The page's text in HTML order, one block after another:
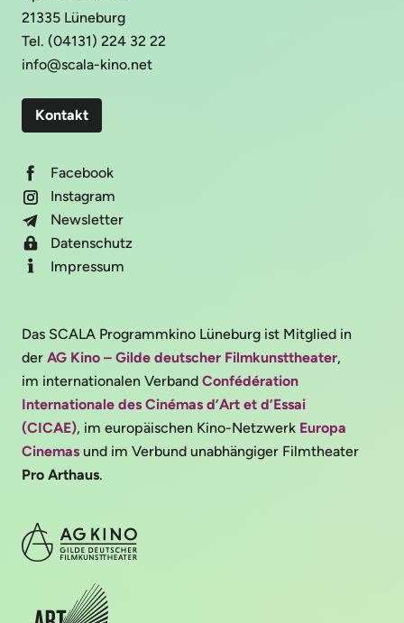
21335 Lüneburg
Tel. (04131) 224 32 22
info@scala-kino.net
Kontakt
Facebook
Instagram
Newsletter
Datenschutz
Impressum
Das SCALA Programmkino Lüneburg ist Mitglied in
der AG Kino – Gilde deutscher Filmkunsttheater,
im internationalen Verband Confédération
Internationale des Cinémas d’Art et d’Essai
(CICAE), im europäischen Kino-Netzwerk Europa
Cinemas und im Verbund unabhängiger Filmtheater
Pro Arthaus.